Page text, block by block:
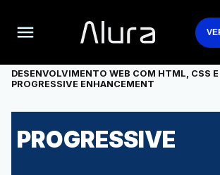
DESENVOLVIMENTO WEB COM HTML, CSS
PROGRESSIVE ENHANCEMENT
PROGRESSIVE